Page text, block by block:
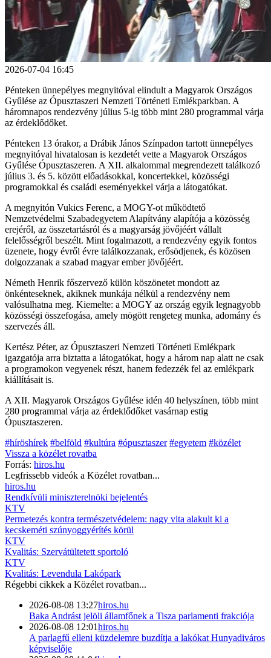
2026-07-04 16:45
Pénteken ünnepélyes megnyitóval elindult a Magyarok Országos
Gyűlése az Ópusztaszeri Nemzeti Történeti Emlékparkban. A
háromnapos rendezvény július 5-ig több mint 280 programmal várja
az érdeklődőket.
Pénteken 13 órakor, a Drábik János Színpadon tartott ünnepélyes
megnyitóval hivatalosan is kezdetét vette a Magyarok Országos
Gyűlése Ópusztaszeren. A XII. alkalommal megrendezett találkozó
július 3. és 5. között előadásokkal, koncertekkel, közösségi
programokkal és családi eseményekkel várja a látogatókat.
A megnyitón Vukics Ferenc, a MOGY-ot működtető
Nemzetvédelmi Szabadegyetem Alapítvány alapítója a közösség
erejéről, az összetartásról és a magyarság jövőjéért vállalt
felelősségről beszélt. Mint fogalmazott, a rendezvény egyik fontos
üzenete, hogy évről évre találkozzanak, erősödjenek, és közösen
dolgozzanak a szabad magyar ember jövőjéért.
Németh Henrik főszervező külön köszönetet mondott az
önkénteseknek, akiknek munkája nélkül a rendezvény nem
valósulhatna meg. Kiemelte: a MOGY az ország egyik legnagyobb
közösségi összefogása, amely mögött rengeteg munka, adomány és
szervezés áll.
Kertész Péter, az Ópusztaszeri Nemzeti Történeti Emlékpark
igazgatója arra biztatta a látogatókat, hogy a három nap alatt ne csak
a programokon vegyenek részt, hanem fedezzék fel az emlékpark
kiállításait is.
A XII. Magyarok Országos Gyűlése idén 40 helyszínen, több mint
280 programmal várja az érdeklődőket vasárnap estig
Ópusztaszeren.
#híröshírek #belföld #kultúra #ópusztaszer #egyetem #közélet
Vissza a közélet rovatba
Forrás: hiros.hu
Legfrissebb videók a Közélet rovatban...
hiros.hu
Rendkívüli miniszterelnöki bejelentés
KTV
Permetezés kontra természetvédelem: nagy vita alakult ki a
kecskeméti szúnyoggyérítés körül
KTV
Kvalitás: Szervátültetett sportoló
KTV
Kvalitás: Levendula Lakópark
Régebbi cikkek a Közélet rovatban...
2026-08-08 13:27hiros.hu
Baka Andrást jelöli államfőnek a Tisza parlamenti frakciója
2026-08-08 12:01hiros.hu
A parlagfű elleni küzdelemre buzdítja a lakókat Hunyadiváros
képviselője